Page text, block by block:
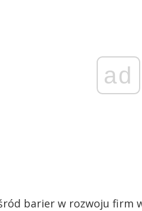
ad
barier w rozwoju firm